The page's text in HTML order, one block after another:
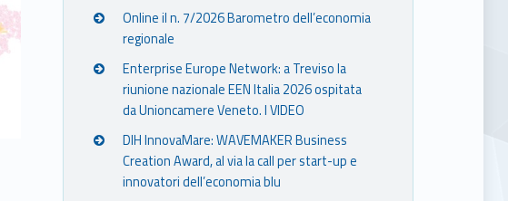
Online il n. 7/2026 Barometro dell’economia
regionale
Enterprise Europe Network: a Treviso la
riunione nazionale EEN Italia 2026 ospitata
da Unioncamere Veneto. I VIDEO
DIH InnovaMare: WAVEMAKER Business
Creation Award, al via la call per start-up e
innovatori dell’economia blu